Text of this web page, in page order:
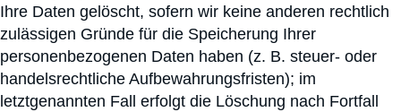
Ihre Daten gelöscht, sofern wir keine anderen rechtlich
zulässigen Gründe für die Speicherung Ihrer
personenbezogenen Daten haben (z. B. steuer- oder
handelsrechtliche Aufbewahrungsfristen); im
letztgenannten Fall erfolgt die Löschung nach Fortfall